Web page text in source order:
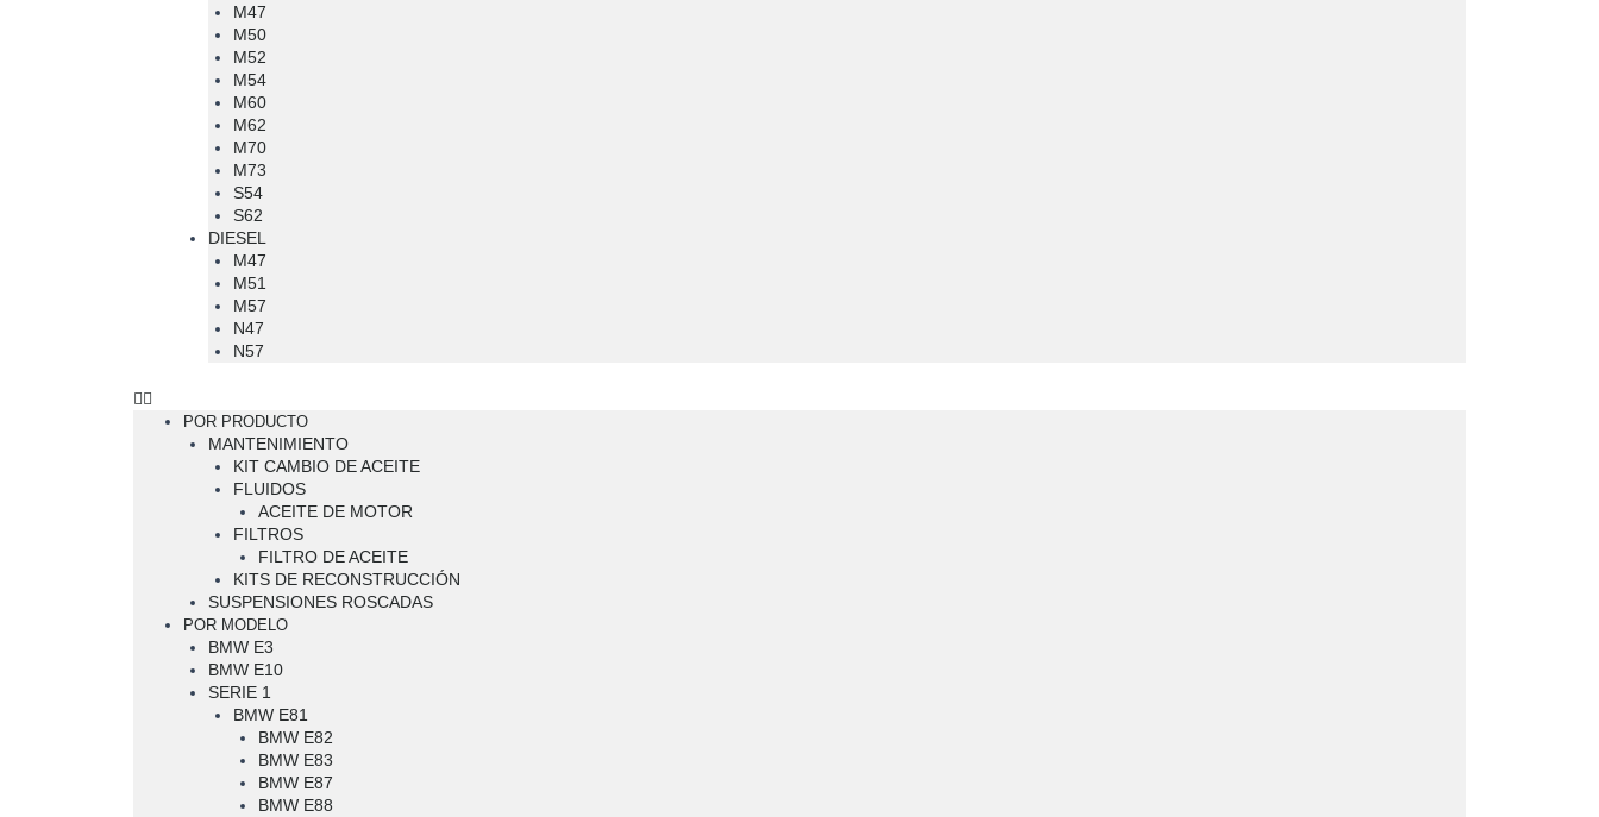
M47
M50
M52
M54
M60
M62
M70
M73
S54
S62
DIESEL
M47
M51
M57
N47
N57
POR PRODUCTO
MANTENIMIENTO
KIT CAMBIO DE ACEITE
FLUIDOS
ACEITE DE MOTOR
FILTROS
FILTRO DE ACEITE
KITS DE RECONSTRUCCIÓN
SUSPENSIONES ROSCADAS
POR MODELO
BMW E3
BMW E10
SERIE 1
BMW E81
BMW E82
BMW E83
BMW E87
BMW E88